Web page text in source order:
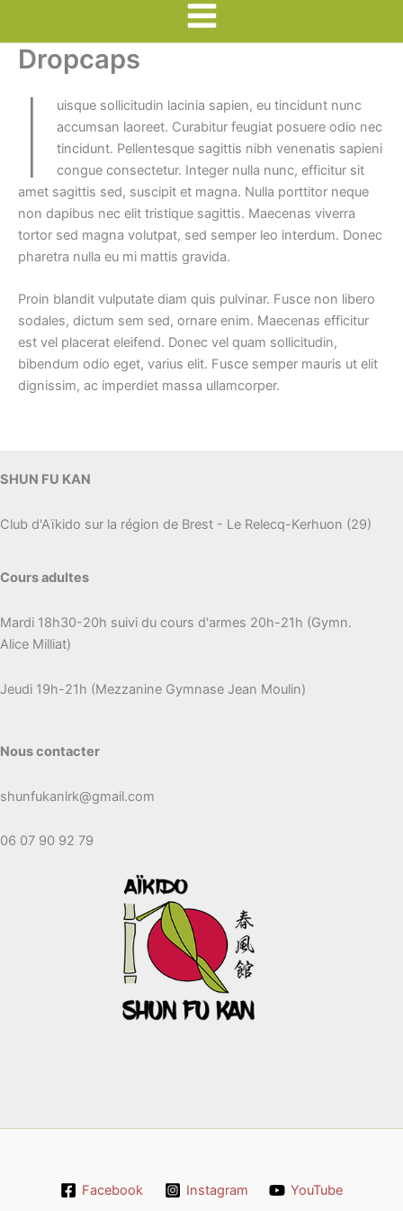
Main
Dropcaps
I
uisque sollicitudin lacinia sapien, eu tincidunt nunc
accumsan laoreet. Curabitur feugiat posuere odio nec
tincidunt. Pellentesque sagittis nibh venenatis sapieni
congue consectetur. Integer nulla nunc, efficitur sit
amet sagittis sed, suscipit et magna. Nulla porttitor neque
non dapibus nec elit tristique sagittis. Maecenas viverra
tortor sed magna volutpat, sed semper leo interdum. Donec
pharetra nulla eu mi mattis gravida.
Proin blandit vulputate diam quis pulvinar. Fusce non libero
sodales, dictum sem sed, ornare enim. Maecenas efficitur
est vel placerat eleifend. Donec vel quam sollicitudin,
bibendum odio eget, varius elit. Fusce semper mauris ut elit
dignissim, ac imperdiet massa ullamcorper.
SHUN FU KAN
Club d'Aïkido sur la région de Brest - Le Relecq-Kerhuon (29)
Cours adultes
Mardi 18h30-20h suivi du cours d'armes 20h-21h (Gymn.
Alice Milliat)
Jeudi 19h-21h (Mezzanine Gymnase Jean Moulin)
Nous contacter
shunfukanlrk@gmail.com
06 07 90 92 79
Facebook Instagram YouTube